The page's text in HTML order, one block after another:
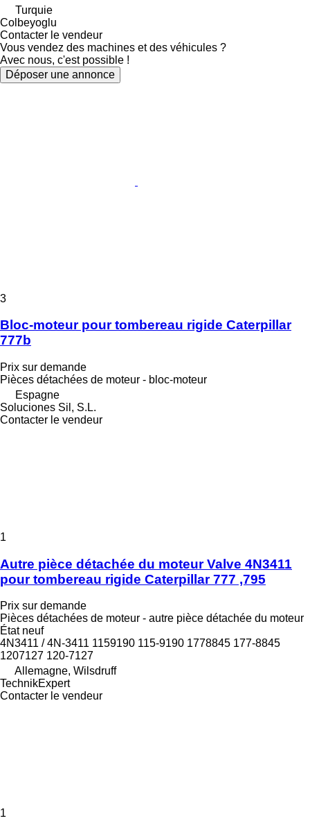
Turquie
Colbeyoglu
Contacter le vendeur
Vous vendez des machines et des véhicules ?
Avec nous, c'est possible !
Déposer une annonce
3
Bloc-moteur pour tombereau rigide Caterpillar
777b
Prix sur demande
Pièces détachées de moteur - bloc-moteur
Espagne
Soluciones Sil, S.L.
Contacter le vendeur
1
Autre pièce détachée du moteur Valve 4N3411
pour tombereau rigide Caterpillar 777 ,795
Prix sur demande
Pièces détachées de moteur - autre pièce détachée du moteur
Étatneuf
4N3411 / 4N-3411 1159190 115-9190 1778845 177-8845
1207127 120-7127
Allemagne, Wilsdruff
TechnikExpert
Contacter le vendeur
1